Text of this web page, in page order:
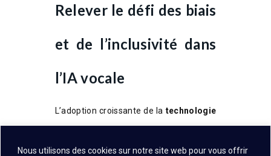
Nous utilisons des cookies sur notre site web pour vous offrir
Relever le défi des biais
et de l’inclusivité dans
l’IA vocale
L’adoption croissante de la technologie
révèle d’autres défis majeurs,